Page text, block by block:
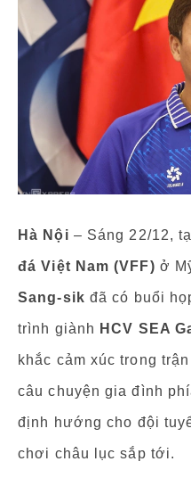
Hà Nội – Sáng 22/12,
đá Việt Nam (VFF) ở
Sang-sik đã có buổi
trình giành HCV SEA
khắc cảm xúc trong
câu chuyện gia đình
định hướng cho đội
chơi châu lục sắp tới.